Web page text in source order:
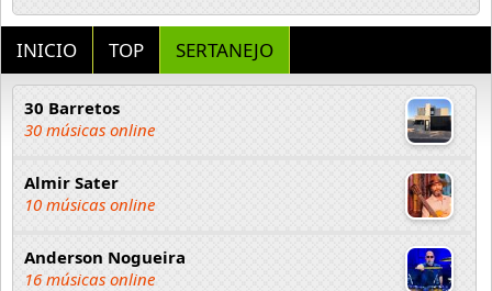
INICIO TOP SERTANEJO
30 Barretos
30 músicas online
Almir Sater
10 músicas online
Anderson Nogueira
16 músicas online